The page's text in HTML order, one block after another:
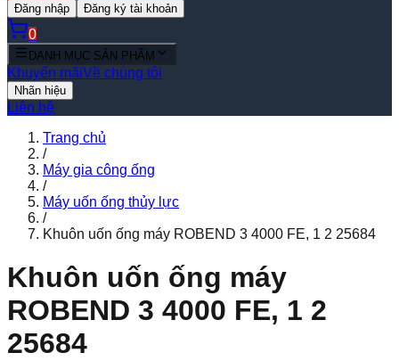
Đăng nhập
Đăng ký tài khoản
0
DANH MỤC SẢN PHẨM
Khuyến mãiVề chúng tôi
Nhãn hiệu
Liên hệ
Trang chủ
/
Máy gia công ống
/
Máy uốn ống thủy lực
/
Khuôn uốn ống máy ROBEND 3 4000 FE, 1 2 25684
Khuôn uốn ống máy
ROBEND 3 4000 FE, 1 2
25684